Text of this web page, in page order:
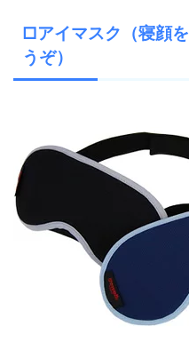
□アイマスク（寝顔
うぞ）